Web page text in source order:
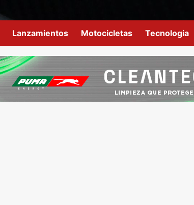
Lanzamientos Motocicletas Tecnologia